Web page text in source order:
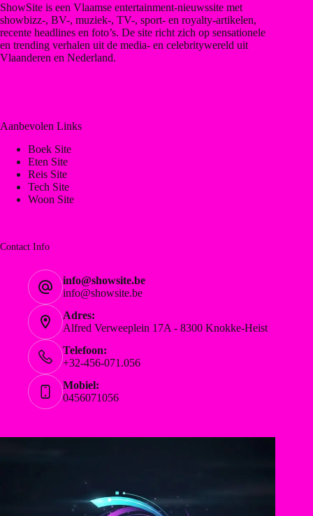
ShowSite is een Vlaamse entertainment-nieuwssite met
showbizz-, BV-, muziek-, TV-, sport- en royalty-artikelen,
recente headlines en foto’s. De site richt zich op sensationele
en trending verhalen uit de media- en celebritywereld uit
Vlaanderen en Nederland.
Aanbevolen Links
Boek Site
Eten Site
Reis Site
Tech Site
Woon Site
Contact Info
info@showsite.be
info@showsite.be
Adres:
Alfred Verweeplein 17A - 8300 Knokke-Heist
Telefoon:
+32-456-071.056
Mobiel:
0456071056